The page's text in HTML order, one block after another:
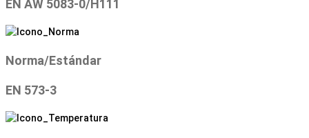
EN AW 5083-0/H111
Norma/Estándar
EN 573-3